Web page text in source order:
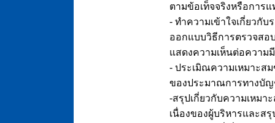
ตามข้อเท็จจริงหรือการ
- ทำความเข้าใจเกี่ยวกั
ออกแบบวิธีการตรวจสอ
แสดงความเห็นต่อความ
- ประเมิณความเหมาะส
ของประมาณการทางบัญ
-สรุปเกี่ยวกับความเหม
เนื่องของผู้บริหารและส